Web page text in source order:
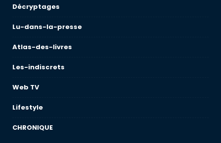
Décryptages
Lu-dans-la-presse
Atlas-des-livres
Les-indiscrets
Web TV
Lifestyle
CHRONIQUE